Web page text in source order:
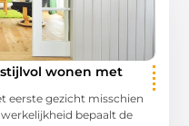
wonen met
eerste gezicht misschien
bepaalt de